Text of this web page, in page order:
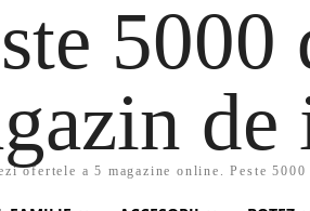
de
ofertele a 5 magazine online. Peste